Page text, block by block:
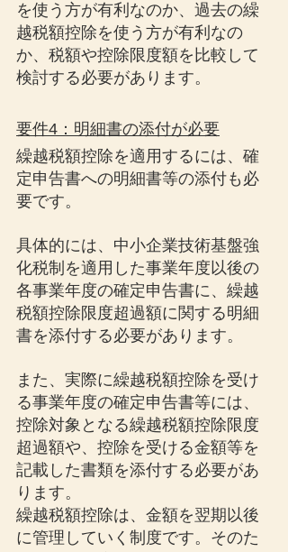
を使う方が有利なのか、過去の繰
越税額控除を使う方が有利なの
か、税額や控除限度額を比較して
検討する必要があります。
要件4：明細書の添付が必要
繰越税額控除を適用するには、確
定申告書への明細書等の添付も必
要です。
具体的には、中小企業技術基盤強
化税制を適用した事業年度以後の
各事業年度の確定申告書に、繰越
税額控除限度超過額に関する明細
書を添付する必要があります。
また、実際に繰越税額控除を受け
る事業年度の確定申告書等には、
控除対象となる繰越税額控除限度
超過額や、控除を受ける金額等を
記載した書類を添付する必要があ
ります。
繰越税額控除は、金額を翌期以後
に管理していく制度です。そのた